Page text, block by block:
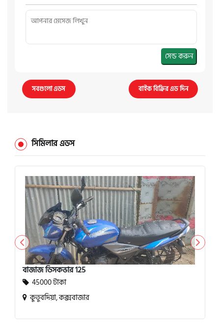
সেন্ড করুন
সবগুলো এডস বাইক বিক্রির এড দিন
সিমিলার এডস
বাজাজ ডিসকভার 125
45000 টাকা
কুতুবদিয়া, কক্সবাজার